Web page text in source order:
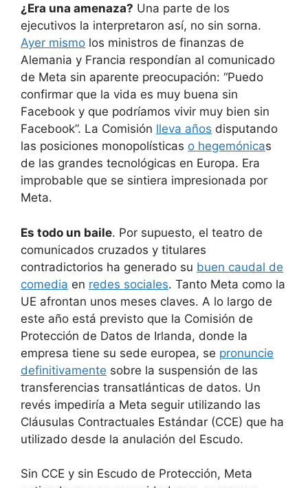
¿Era una amenaza? Una parte de los
ejecutivos la interpretaron así, no sin sorna.
Ayer mismo los ministros de finanzas de
Alemania y Francia respondían al comunicado
de Meta sin aparente preocupación: “Puedo
confirmar que la vida es muy buena sin
Facebook y que podríamos vivir muy bien sin
Facebook”. La Comisión lleva años disputando
las posiciones monopolísticas o hegemónicas
de las grandes tecnológicas en Europa. Era
improbable que se sintiera impresionada por
Meta.
Es todo un baile. Por supuesto, el teatro de
comunicados cruzados y titulares
contradictorios ha generado su buen caudal de
comedia en redes sociales. Tanto Meta como la
UE afrontan unos meses claves. A lo largo de
este año está previsto que la Comisión de
Protección de Datos de Irlanda, donde la
empresa tiene su sede europea, se pronuncie
definitivamente sobre la suspensión de las
transferencias transatlánticas de datos. Un
revés impediría a Meta seguir utilizando las
Cláusulas Contractuales Estándar (CCE) que ha
utilizado desde la anulación del Escudo.
Sin CCE y sin Escudo de Protección, Meta